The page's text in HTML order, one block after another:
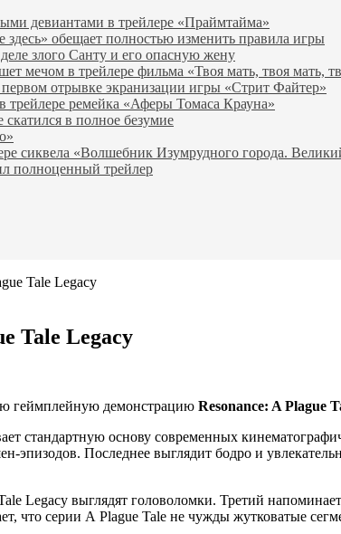
девиантами в трейлере «Праймтайма»
обещает полностью изменить правила игры
злого Санту и его опасную жену
мечом в трейлере фильма «Твоя мать, твоя мать,
отрывке экранизации игры «Стрит Файтер»
ремейка «Аферы Томаса Крауна»
в полное безумие
сиквела «Волшебник Изумрудного города.
полноценный трейлер
Tale Legacy
Tale Legacy
геймплейную демонстрацию Resonance: A Plague
стандартную основу современных
эпизодов. Последнее выглядит бодро и
Legacy выглядят головоломки. Третий
что серии A Plague Tale не чужды жутковатые